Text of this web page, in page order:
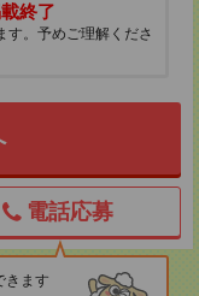
終了
す。予めご理解くださ
電話応募
きます